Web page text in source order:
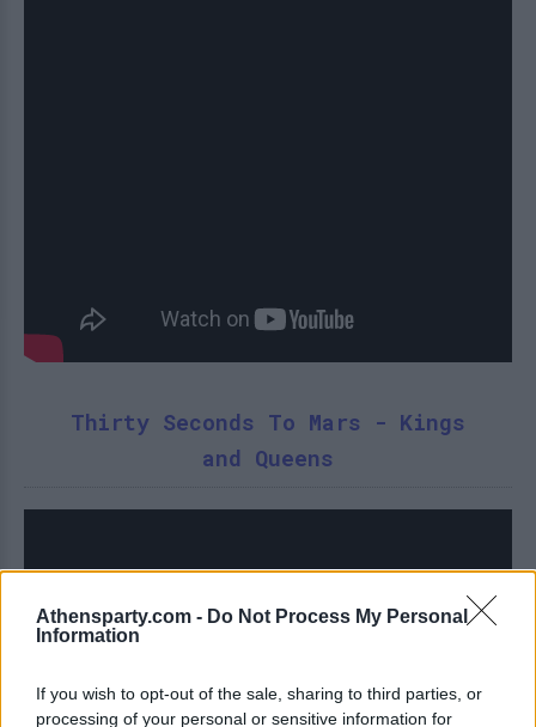
Athensparty.com - Do Not Process My Personal
Information
If you wish to opt-out of the sale, sharing to third parties, or
processing of your personal or sensitive information for
Thirty Seconds To Mars - Kings
and Queens